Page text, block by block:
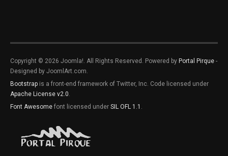
Copyright © 2026 Joomla!. All Rights Reserved. Powered by Portal Pirque -
Designed by JoomlArt.com.
Bootstrap is a front-end framework of Twitter, Inc. Code licensed under
Apache License v2.0.
Font Awesome font licensed under SIL OFL 1.1 .